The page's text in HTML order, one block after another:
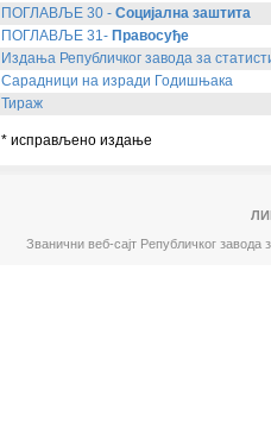
ПОГЛАВЉЕ 30 - Социјална заштита
ПОГЛАВЉЕ 31- Правосуђе
Издања Републичког завода за
Сарадници на изради Годишњака
Тираж
* исправљено издање
Званични веб-сајт Републичког